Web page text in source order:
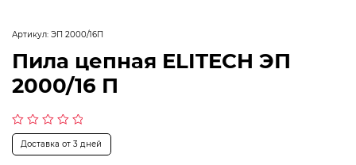
Артикул: ЭП 2000/16П
Пила цепная ELITECH ЭП
2000/16 П
Оценка
из
Доставка от 3 дней